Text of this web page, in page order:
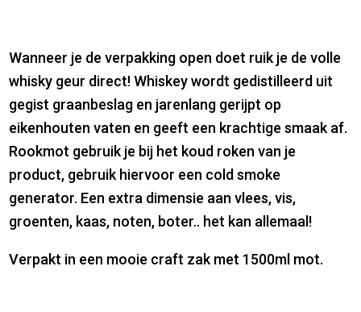
Wanneer je de verpakking open doet ruik je de volle
whisky geur direct! Whiskey wordt gedistilleerd uit
gegist graanbeslag en jarenlang gerijpt op
eikenhouten vaten en geeft een krachtige smaak af.
Rookmot gebruik je bij het koud roken van je
product, gebruik hiervoor een cold smoke
generator. Een extra dimensie aan vlees, vis,
groenten, kaas, noten, boter.. het kan allemaal!
Verpakt in een mooie craft zak met 1500ml mot.